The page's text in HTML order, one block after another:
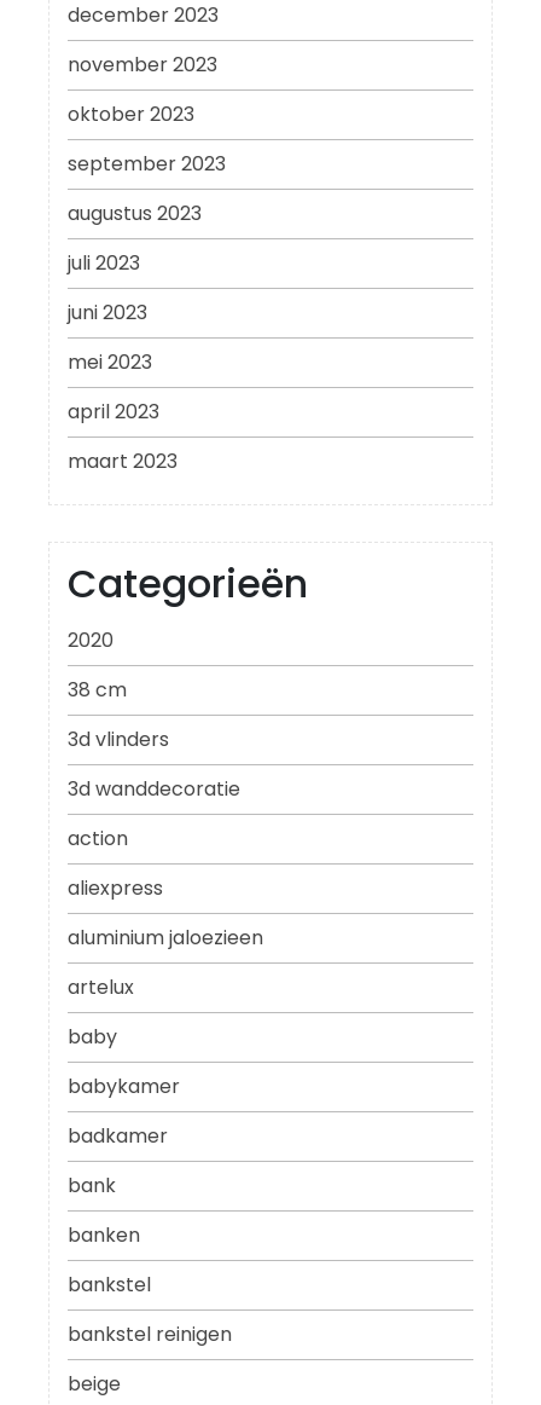
december 2023
november 2023
oktober 2023
september 2023
augustus 2023
juli 2023
juni 2023
mei 2023
april 2023
maart 2023
Categorieën
2020
38 cm
3d vlinders
3d wanddecoratie
action
aliexpress
aluminium jaloezieen
artelux
baby
babykamer
badkamer
bank
banken
bankstel
bankstel reinigen
beige